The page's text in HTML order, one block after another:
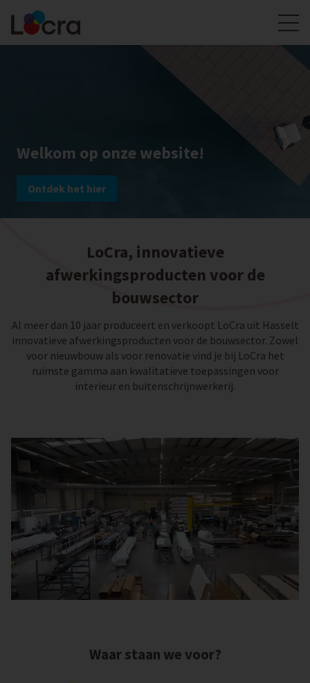
Welkom op onze website!
Ontdek het hier
LoCra, innovatieve
afwerkingsproducten voor de
bouwsector
Al meer dan 10 jaar produceert en verkoopt LoCra uit Hasselt
innovatieve afwerkingsproducten voor de bouwsector. Zowel
voor nieuwbouw als voor renovatie vind je bij LoCra het
ruimste gamma aan kwalitatieve toepassingen voor
interieur en buitenschrijnwerkerij.
Waar staan we voor?